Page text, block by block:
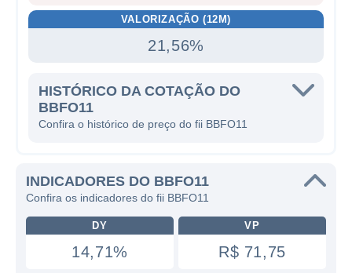
VALORIZAÇÃO (12M)
21,56%
HISTÓRICO DA COTAÇÃO DO
BBFO11
Confira o histórico de preço do fii BBFO11
INDICADORES DO BBFO11
Confira os indicadores do fii BBFO11
DY
14,71%
VP
R$ 71,75